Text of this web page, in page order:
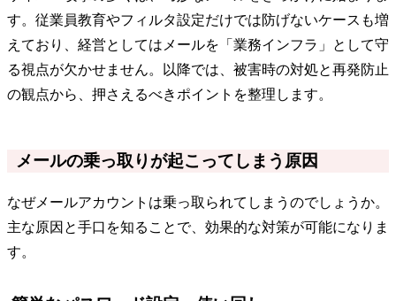
す。従業員教育やフィルタ設定だけでは防げないケースも増
えており、経営としてはメールを「業務インフラ」として守
る視点が欠かせません。以降では、被害時の対処と再発防止
の観点から、押さえるべきポイントを整理します。
メールの乗っ取りが起こってしまう原因
なぜメールアカウントは乗っ取られてしまうのでしょうか。
主な原因と手口を知ることで、効果的な対策が可能になりま
す。